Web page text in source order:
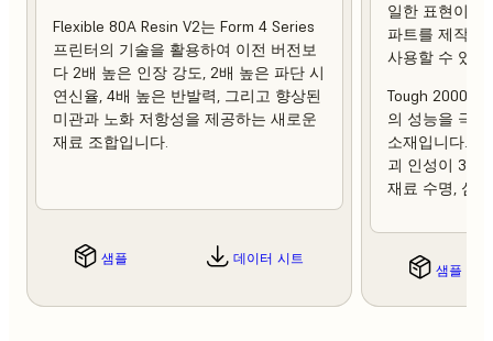
Flexible 80A Resin V2는 Form 4 Series
프린터의 기술을 활용하여 이전 버전보
다 2배 높은 인장 강도, 2배 높은 파단 시
연신율, 4배 높은 반발력, 그리고 향상된
미관과 노화 저항성을 제공하는 새로운
재료 조합입니다.
샘플 데이터 시트
일한 표현이
파트를 제작하
사용할 수 있습
Tough 2000
의 성능을 극
소재입니다.
괴 인성이 3배
재료 수명, 심
샘플